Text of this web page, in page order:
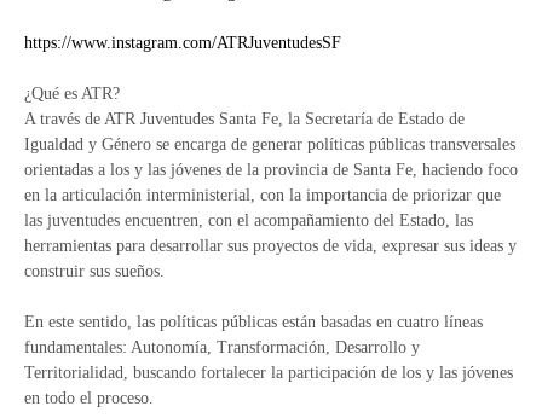
https://www.instagram.com/ATRJuventudesSF
¿Qué es ATR?
A través de ATR Juventudes Santa Fe, la Secretaría de Estado de
Igualdad y Género se encarga de generar políticas públicas transversales
orientadas a los y las jóvenes de la provincia de Santa Fe, haciendo foco
en la articulación interministerial, con la importancia de priorizar que
las juventudes encuentren, con el acompañamiento del Estado, las
herramientas para desarrollar sus proyectos de vida, expresar sus ideas y
construir sus sueños.
En este sentido, las políticas públicas están basadas en cuatro líneas
fundamentales: Autonomía, Transformación, Desarrollo y
Territorialidad, buscando fortalecer la participación de los y las jóvenes
en todo el proceso.